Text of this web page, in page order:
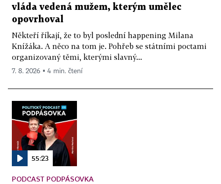
vláda vedená mužem, kterým umělec
opovrhoval
Někteří říkají, že to byl poslední happening Milana
Knížáka. A něco na tom je. Pohřeb se státními poctami
organizovaný těmi, kterými slavný...
7. 8. 2026 ▪ 4 min. čtení
55:23
PODCAST PODPÁSOVKA